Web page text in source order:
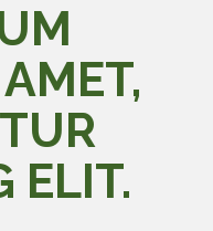
ELIT.